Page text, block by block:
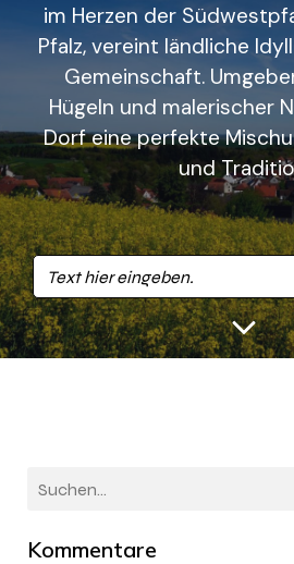
im Herzen der
Pfalz, vereint ländliche
Gemeinschaft.
Hügeln und malerischer
Dorf eine perfekte
und
Kommentare